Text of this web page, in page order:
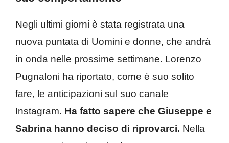
Negli ultimi giorni è stata registrata una
nuova puntata di Uomini e donne, che andrà
in onda nelle prossime settimane. Lorenzo
Pugnaloni ha riportato, come è suo solito
fare, le anticipazioni sul suo canale
Instagram. Ha fatto sapere che Giuseppe e
Sabrina hanno deciso di riprovarci. Nella